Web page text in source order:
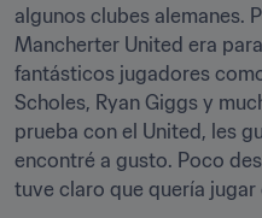
algunos clubes alemanes.
Mancherter United era
fantásticos jugadores
Scholes, Ryan Giggs y
prueba con el United, les
encontré a gusto. Poco
tuve claro que quería jugar